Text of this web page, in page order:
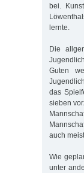
bei.
lernte.
Die
Guten
das
sieben
auch
Wie
unter